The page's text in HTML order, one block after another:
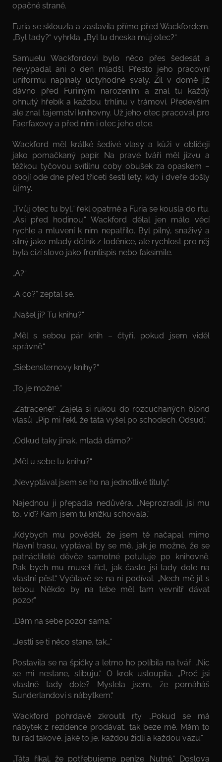
opačné straně.
Furia se sklouzla a zastavila přímo před Wackfordem.
„Byl tady?“ vyhrkla. „Byl tu dneska můj otec?“
Samuelu Wackfordovi bylo něco přes šedesát a
nevypadal ani o den mladší. Přesto jeho pracovní
uniformu napínaly úctyhodné svaly. Žil v domě již
dávno před Furiiným narozením a znal tu každý
ohnutý hřebík a každou trhlinu v trámoví. Především
ale znal tajemství knihovny. Už jeho otec pracoval pro
Faerfaxovy a před ním i otec jeho otce.
Wackford měl krátké šedivé vlasy a kůži v obličeji
jako pomačkaný papír. Na pravé tváři měl jizvu a
těžkou tyčovou svítilnu coby obušek za opaskem –
obojí ode dne před třiceti šesti lety, kdy i dveře došly
újmy.
„Tvůj otec tu byl,“ řekl opatrně a Furia se kousla do rtu.
„Asi před hodinou.“ Wackford dělal jen málo věcí
rychle a mluvení k nim nepatřilo. Byl pilný, snaživý a
silný jako mladý dělník z loděnice, ale rychlost pro něj
byla cizí slovo jako frontispis nebo faksimile.
„A?“
„A co?“ zeptal se.
„Našel ji? Tu knihu?“
„Měl s sebou pár knih – čtyři, pokud jsem viděl
správně.“
„Siebensternovy knihy?“
„To je možné.“
„Zatraceně!“ Zajela si rukou do rozcuchaných blond
vlasů. „Pip mi řekl, že táta vyšel po schodech. Odsud.“
„Odkud taky jinak, mladá dámo?“
„Měl u sebe tu knihu?“
„Nevyptával jsem se ho na jednotlivé tituly.“
Najednou ji přepadla nedůvěra. „Neprozradil jsi mu
to, viď? Kam jsem tu knížku schovala.“
„Kdybych mu pověděl, že jsem tě načapal mimo
hlavní trasu, vyptával by se mě, jak je možné, že se
patnáctileté děvče samotné potuluje po knihovně.
Pak bych mu musel říct, jak často jsi tady dole na
vlastní pěst.“ Vyčítavě se na ni podíval. „Nech mě jít s
tebou. Někdo by na tebe měl tam vevnitř dávat
pozor.“
„Dám na sebe pozor sama.“
„Jestli se ti něco stane, tak…“
Postavila se na špičky a letmo ho políbila na tvář. „Nic
se mi nestane, slibuju.“ O krok ustoupila. „Proč jsi
vlastně tady dole? Myslela jsem, že pomáháš
Sunderlandovi s nábytkem.“
Wackford pohrdavě zkroutil rty. „Pokud se má
nábytek z rezidence prodávat, tak beze mě. Mám to
tu rád takové, jaké to je, každou židli a každou vázu.“
„Táta říkal, že potřebujeme peníze. Nutně.“ Doslova